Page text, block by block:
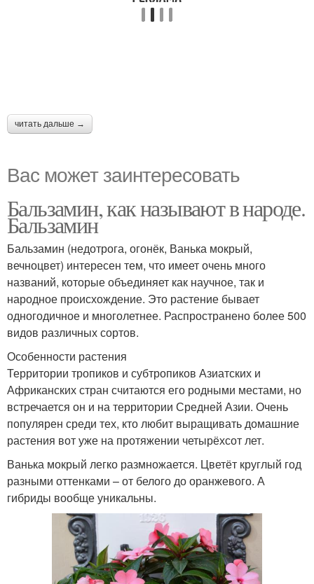
читать дальше →
Вас может заинтересовать
Бальзамин, как называют в народе.
Бальзамин
Бальзамин (недотрога, огонёк, Ванька мокрый,
вечноцвет) интересен тем, что имеет очень много
названий, которые объединяет как научное, так и
народное происхождение. Это растение бывает
одногодичное и многолетнее. Распространено более 500
видов различных сортов.
Особенности растения
Территории тропиков и субтропиков Азиатских и
Африканских стран считаются его родными местами, но
встречается он и на территории Средней Азии. Очень
популярен среди тех, кто любит выращивать домашние
растения вот уже на протяжении четырёхсот лет.
Ванька мокрый легко размножается. Цветёт круглый год
разными оттенками – от белого до оранжевого. А
гибриды вообще уникальны.